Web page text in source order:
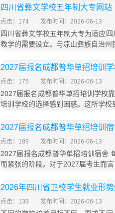
四川省彝文学校五年制大专网站
点击：174 发布时间：2026-06-13
四川省彝文学校五年制大专为适应
教学的需要设立。与凉山彝族自治州
2027届报名成都普华单招培训
点击：175 发布时间：2026-06-13
2027届报名成都普华单招培训学校
培训学校的选择感到困惑。这所学
2027届报名成都普华单招培训
点击：189 发布时间：2026-06-13
2027届报名成都普华单招培训宿舍
而紧张的阶段。对于2027届考生而
2026年四川省卫校学生就业形
点击：139 发布时间：2026-06-13